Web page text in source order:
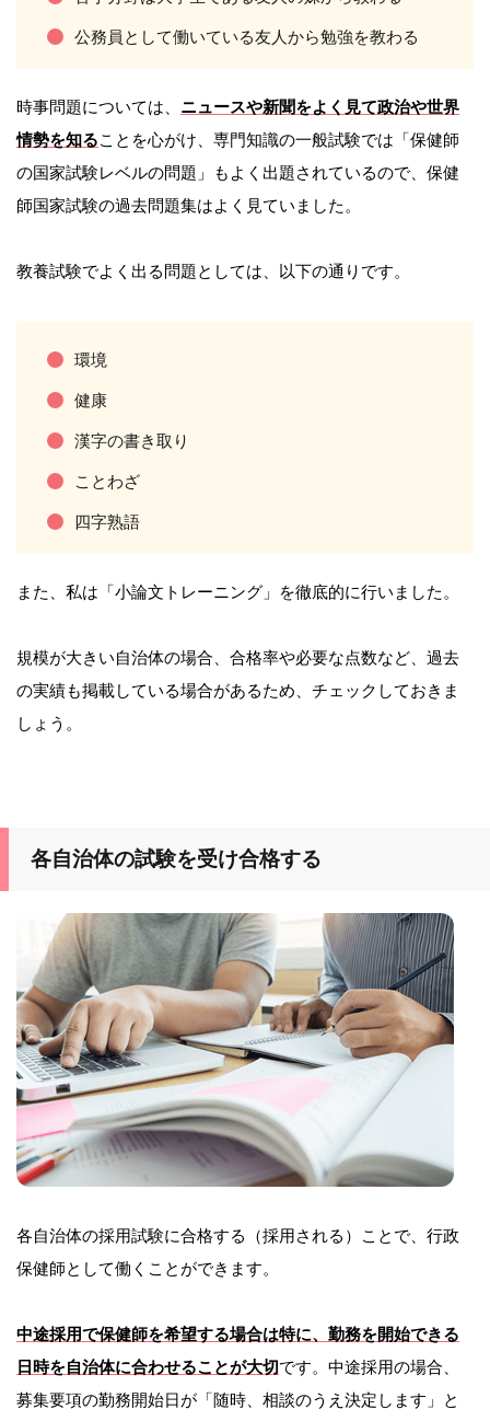
公務員として働いている友人から勉強を教わる
時事問題については、 ニュースや新聞をよく見て政治や世界
情勢を知ることを心がけ、専門知識の一般試験では「保健師
の国家試験レベルの問題」もよく出題されているので、保健
師国家試験の過去問題集はよく見ていました。
教養試験でよく出る問題としては、以下の通りです。
環境
健康
漢字の書き取り
ことわざ
四字熟語
また、私は「小論文トレーニング」を徹底的に行いました。
規模が大きい自治体の場合、合格率や必要な点数など、過去
の実績も掲載している場合があるため、チェックしておきま
しょう。
各自治体の試験を受け合格する
各自治体の採用試験に合格する（採用される）ことで、行政
保健師として働くことができます。
中途採用で保健師を希望する場合は特に、勤務を開始できる
日時を自治体に合わせることが大切です。中途採用の場合、
募集要項の勤務開始日が「随時、相談のうえ決定します」と